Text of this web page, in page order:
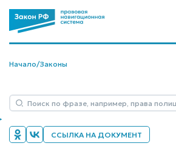
Начало/Законы
ССЫЛКА НА ДОКУМЕНТ